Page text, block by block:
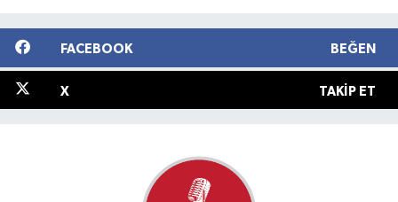
FACEBOOK BEĞEN
X TAKIP ET